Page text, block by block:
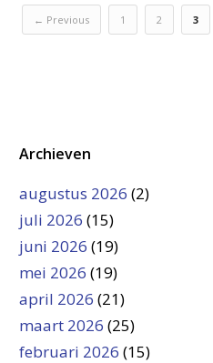
← Previous 1 2 3
Archieven
augustus 2026 (2)
juli 2026 (15)
juni 2026 (19)
mei 2026 (19)
april 2026 (21)
maart 2026 (25)
februari 2026 (15)